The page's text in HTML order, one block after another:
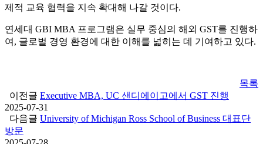
제적 교육 협력을 지속 확대해 나갈 것이다.
연세대 GBI MBA 프로그램은 실무 중심의 해외 GST를 진행하
여, 글로벌 경영 환경에 대한 이해를 넓히는 데 기여하고 있다.
목록
이전글 Executive MBA, UC 샌디에이고에서 GST 진행
2025-07-31
다음글 University of Michigan Ross School of Business 대표단
방문